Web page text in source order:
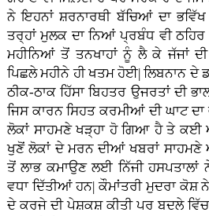
ਨੇ ਇਹਨਾਂ ਸ਼ਰਨਾਰਥੀ ਬੱਚਿਆਂ ਦਾ
ਤਰ੍ਹਾਂ ਮੁਲਕ ਦਾ ਨਿਆਂ ਪ੍ਰਬੰਧ ਵੀ
ਮਹੀਨਿਆਂ ਤੋਂ ਤਨਖਾਹਾਂ ਨੂੰ ਲੈ ਕੇ ਜੱਜਾਂ
ਪਿਛਲੇ ਮਹੀਨੇ ਹੀ ਖਤਮ ਹੋਈ| ਲਿਬਨਾਨ ਦੇ
ਠੀਕ-ਠਾਕ ਹਿੱਸਾ ਬਿਹਤਰ ਉਜਰਤਾਂ ਦੀ
ਜਿਸ ਕਾਰਨ ਸਿਹਤ ਕਰਮੀਆਂ ਦੀ ਘਾਟ
ਲੋਕਾਂ ਸਾਹਮਣੇ ਖੜ੍ਹਾ ਹੋ ਗਿਆ ਹੈ ਤੇ ਕਈ
ਖੁਣੋਂ ਲੋਕਾਂ ਦੇ ਮਰਨ ਦੀਆਂ ਖਬਰਾਂ
ਤੋਂ ਲਾਭ ਕਮਾਉਣ ਲਈ ਨਿੱਜੀ ਹਸਪਤਾਲਾਂ
ਵਧਾ ਦਿੱਤੀਆਂ ਹਨ| ਕੌਮਾਂਤਰੀ ਮੁਦਰਾ ਕੋਸ਼
ਦੇ ਕਰਜੇ ਦੀ ਪੇਸ਼ਕਸ਼ ਕੀਤੀ ਪਰ ਬਦਲੇ